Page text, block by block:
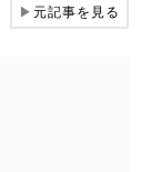
▶元記事を見る